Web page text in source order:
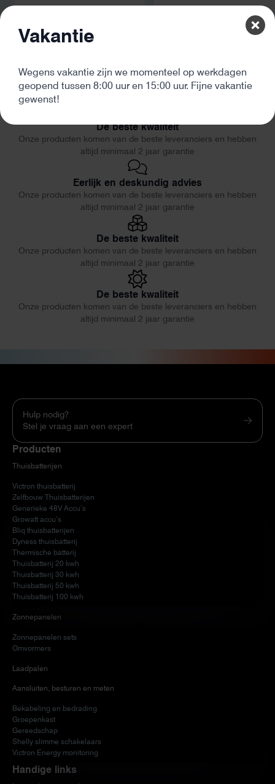
De beste kwaliteit
Onze producten komen van de beste leveranciers en hebben
altijd minimaal 2 jaar garantie
Eerlijk en deskundig advies
Onze producten komen van de beste leveranciers en hebben
altijd minimaal 2 jaar garantie
De beste kwaliteit
Onze producten komen van de beste leveranciers en hebben
altijd minimaal 2 jaar garantie
De beste kwaliteit
Onze producten komen van de beste leveranciers en hebben
altijd minimaal 2 jaar garantie
Hulp nodig?
Stel je vraag aan een expert
Producten
Thuisbatterijen
Victron thuisbatterij
Zelfbouw Thuisbatterijen
Generieke 48V Accu’s
Growatt accu’s
Bliq thuisbatterijen
Dyness thuisbatterij
Thermische batterij
Thuisbatterij 20 kwh
Thuisbatterij 30 kwh
Thuisbatterij 50 kwh
Thuisbatterij 100 kwh
Zonnepanelen
Zonnepanelen sets
Omvormers
Laadpalen
Aansluiten, besturen en meten
Bekabeling en bedrading
Groepenkast
Gereedschap
Shelly slimme schakelaars
Victron Energy monitoring
Handige links
Vakantie
Wegens vakantie zijn we momenteel op werkdagen
geopend tussen 8:00 uur en 15:00 uur. Fijne vakantie
gewenst!